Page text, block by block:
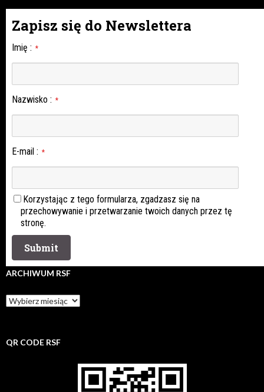
Zapisz się do Newslettera
Imię : *
Nazwisko : *
E-mail : *
Korzystając z tego formularza, zgadzasz się na
przechowywanie i przetwarzanie twoich danych przez tę
stronę.
ARCHIWUM RSF
Archiwum
rsf
QR CODE RSF